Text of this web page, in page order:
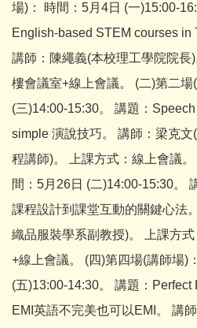
場)： 時間：5月4日 (一)15:00-
English-based STEM courses in
講師：陳繩義(本校理工學院院長
樓會議室+線上會議。 (二)第二場
(三)14:00-15:30。 講題：
simple 演說技巧。 講師：梁克
程講師)。 上課方式：線上會議
間：5月26日 (二)14:00-15:30。
課程設計到課堂互動的關鍵心法
織品服裝學系副教授)。 上課方
+線上會議。 (四)第四場(講師場)
(五)13:00-14:30。 講題：Perfect
EMI英語不完美也可以EMI。 講